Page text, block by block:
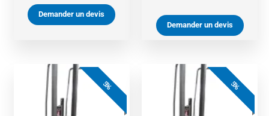
Demander un devis
Demander un devis
5% 5%